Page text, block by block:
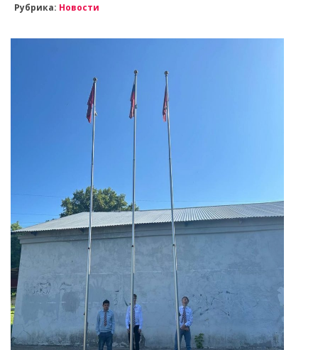
Рубрика: Новости